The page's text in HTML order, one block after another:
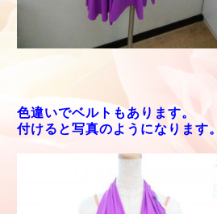
色違いでベルトもあります。
付けると写真のようになります。